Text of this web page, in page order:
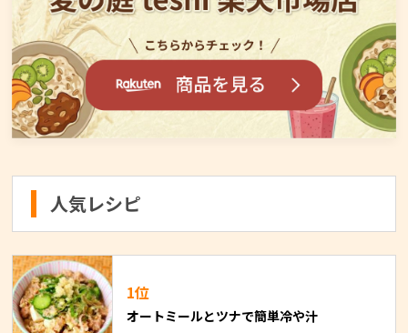
人気レシピ
1位
オートミールとツナで簡単冷や汁